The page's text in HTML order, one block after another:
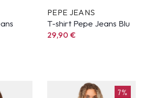
PEPE JEANS
T-shirt Pepe Jeans Blu
29,90€
7%